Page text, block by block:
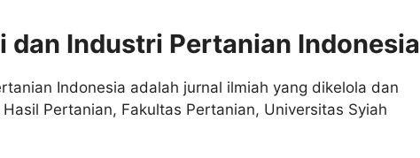
dan Industri Pertanian Indonesia
Indonesia adalah jurnal ilmiah yang dikelola dan
Pertanian, Fakultas Pertanian, Universitas Syiah